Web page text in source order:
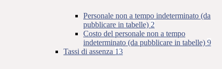
Personale non a tempo indeterminato (da
pubblicare in tabelle) 2
Costo del personale non a tempo
indeterminato (da pubblicare in tabelle) 9
Tassi di assenza 13